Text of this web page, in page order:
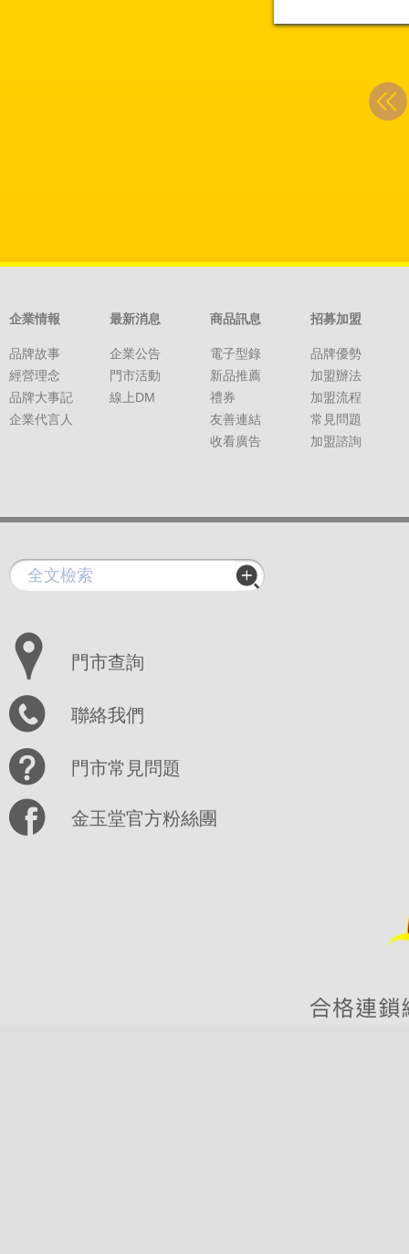
企業情報
品牌故事
經營理念
品牌大事記
企業代言人
最新消息
企業公告
門市活動
線上DM
商品訊息
電子型錄
新品推薦
禮券
友善連結
收看廣告
招募加盟
品牌優勢
加盟辦法
加盟流程
常見問題
加盟諮詢
門市查詢
聯絡我們
門市常見問題
金玉堂官方粉絲團